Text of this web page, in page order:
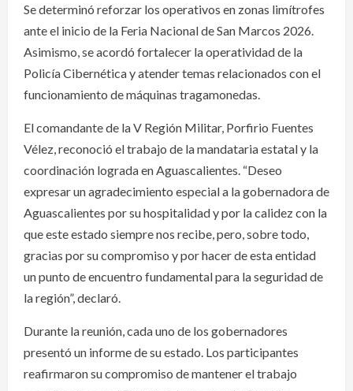
Se determinó reforzar los operativos en zonas limítrofes
ante el inicio de la Feria Nacional de San Marcos 2026.
Asimismo, se acordó fortalecer la operatividad de la
Policía Cibernética y atender temas relacionados con el
funcionamiento de máquinas tragamonedas.
El comandante de la V Región Militar, Porfirio Fuentes
Vélez, reconoció el trabajo de la mandataria estatal y la
coordinación lograda en Aguascalientes. “Deseo
expresar un agradecimiento especial a la gobernadora de
Aguascalientes por su hospitalidad y por la calidez con la
que este estado siempre nos recibe, pero, sobre todo,
gracias por su compromiso y por hacer de esta entidad
un punto de encuentro fundamental para la seguridad de
la región”, declaró.
Durante la reunión, cada uno de los gobernadores
presentó un informe de su estado. Los participantes
reafirmaron su compromiso de mantener el trabajo